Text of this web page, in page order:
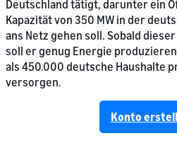
Deutschland tätigt, darunter ein
Kapazität von 350 MW in der
ans Netz gehen soll. Sobald
soll er genug Energie
als 450.000 deutsche Haushalte
versorgen.
Konto